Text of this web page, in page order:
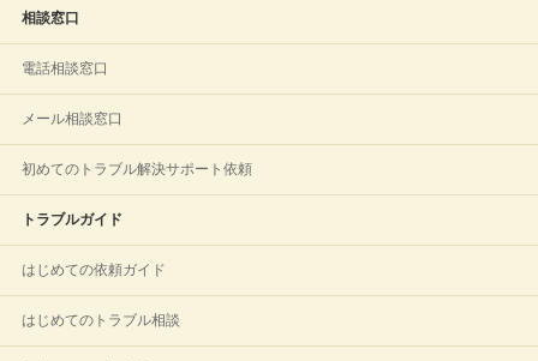
相談窓口
電話相談窓口
メール相談窓口
初めてのトラブル解決サポート依頼
トラブルガイド
はじめての依頼ガイド
はじめてのトラブル相談